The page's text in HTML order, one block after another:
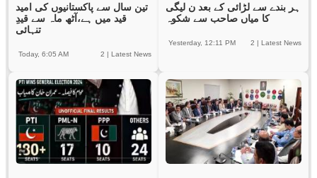
تین سال سے پاکستانیوں کی امید
قید میں ہے،آٹھ ماہ سے قیدِ
تنہائی
2 | Latest News
Today, 6:05 AM
ہر بندے سے لڑائی کے بعد ن لیگی
کا میاں صاحب سے شکوہ
2 | Latest News
Yesterday, 12:11 PM